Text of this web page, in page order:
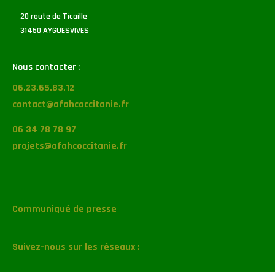
20 route de Ticaille
31450 AYGUESVIVES
Nous contacter :
06.23.65.83.12
contact@afahcoccitanie.fr
06 34 78 78 97
projets@afahcoccitanie.fr
Communiqué de presse
Suivez-nous sur les réseaux :